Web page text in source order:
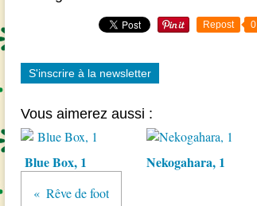
Repost 0
S'inscrire à la newsletter
Vous aimerez aussi :
Blue Box, 1 Nekogahara, 1
Rêve de foot